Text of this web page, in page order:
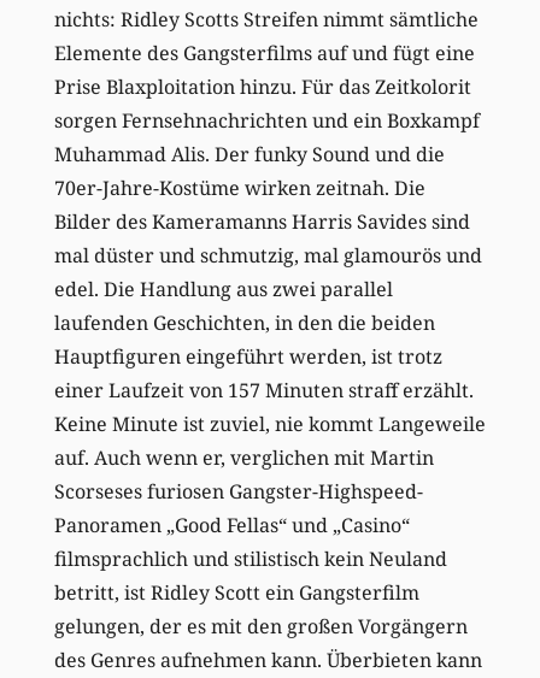
nichts: Ridley Scotts Streifen nimmt sämtliche
Elemente des Gangsterfilms auf und fügt eine
Prise Blaxploitation hinzu. Für das Zeitkolorit
sorgen Fernsehnachrichten und ein Boxkampf
Muhammad Alis. Der funky Sound und die
70er-Jahre-Kostüme wirken zeitnah. Die
Bilder des Kameramanns Harris Savides sind
mal düster und schmutzig, mal glamourös und
edel. Die Handlung aus zwei parallel
laufenden Geschichten, in den die beiden
Hauptfiguren eingeführt werden, ist trotz
einer Laufzeit von 157 Minuten straff erzählt.
Keine Minute ist zuviel, nie kommt Langeweile
auf. Auch wenn er, verglichen mit Martin
Scorseses furiosen Gangster-Highspeed-
Panoramen „Good Fellas“ und „Casino“
filmsprachlich und stilistisch kein Neuland
betritt, ist Ridley Scott ein Gangsterfilm
gelungen, der es mit den großen Vorgängern
des Genres aufnehmen kann. Überbieten kann